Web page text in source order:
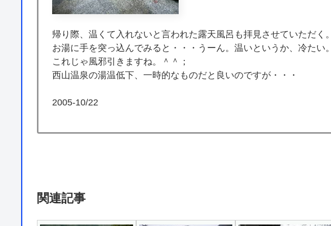
帰り際、温くて入れないと言われた露天風呂も拝見させていただく。
お湯に手を突っ込んでみると・・・うーん。温いというか、冷たい。
これじゃ風邪引きますね。＾＾；
西山温泉の湯温低下、一時的なものだと良いのですが・・・
2005-10/22
関連記事